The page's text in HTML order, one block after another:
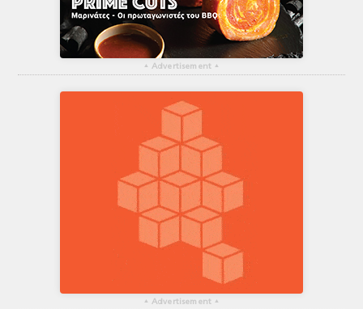
▴ Advertisement ▴
▴ Advertisement ▴